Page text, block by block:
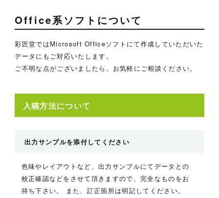
Office系ソフトについて
彩匠堂ではMicrosoft Officeソフトにて作成していただいた
データにもご対応いたします。
ご不明な点がございましたら、お気軽にご相談ください。
入稿方法について
出力サンプルを添付してください
色味やレイアウトなど、出力サンプルにてデータとの
校正確認などをさせて頂きますので、完全なものをお
持ち下さい。 また、訂正箇所は明記してください。